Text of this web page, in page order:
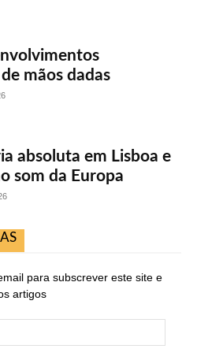
mãos dadas
absoluta em Lisboa e
som da Europa
para subscrever este site e
artigos